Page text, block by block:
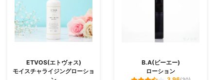
ETVOS(エトヴォス)
モイスチャライジングローショ
B.A(ビーエー)
ローション